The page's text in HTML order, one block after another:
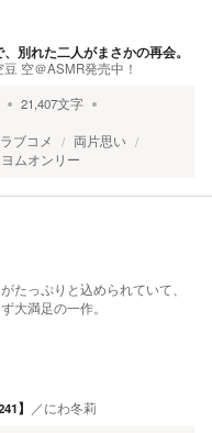
別れた二人がまさかの再会。
豆 空＠ASMR発売中！
21,407文字
ラブコメ
両片思い
ムオンリー
たっぷりと込められていて、
大満足の一作。
】 ／にわ冬莉